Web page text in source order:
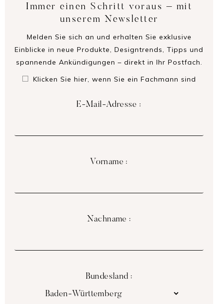
Immer einen Schritt voraus – mit
unserem Newsletter
Melden Sie sich an und erhalten Sie exklusive
Einblicke in neue Produkte, Designtrends, Tipps und
spannende Ankündigungen – direkt in Ihr Postfach.
Klicken Sie hier, wenn Sie ein Fachmann sind
E-Mail-Adresse :
Vorname :
Nachname :
Bundesland :